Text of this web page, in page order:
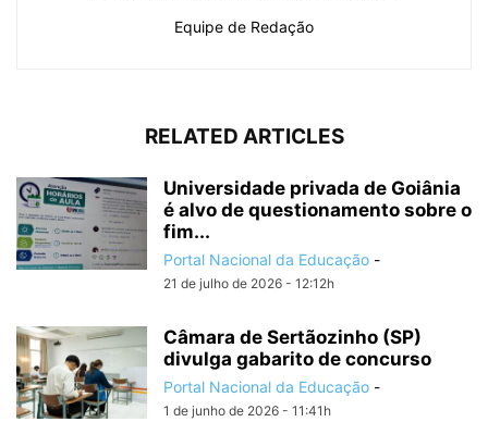
Equipe de Redação
RELATED ARTICLES
Universidade privada de Goiânia
é alvo de questionamento sobre o
fim...
Portal Nacional da Educação -
21 de julho de 2026 - 12:12h
Câmara de Sertãozinho (SP)
divulga gabarito de concurso
Portal Nacional da Educação -
1 de junho de 2026 - 11:41h